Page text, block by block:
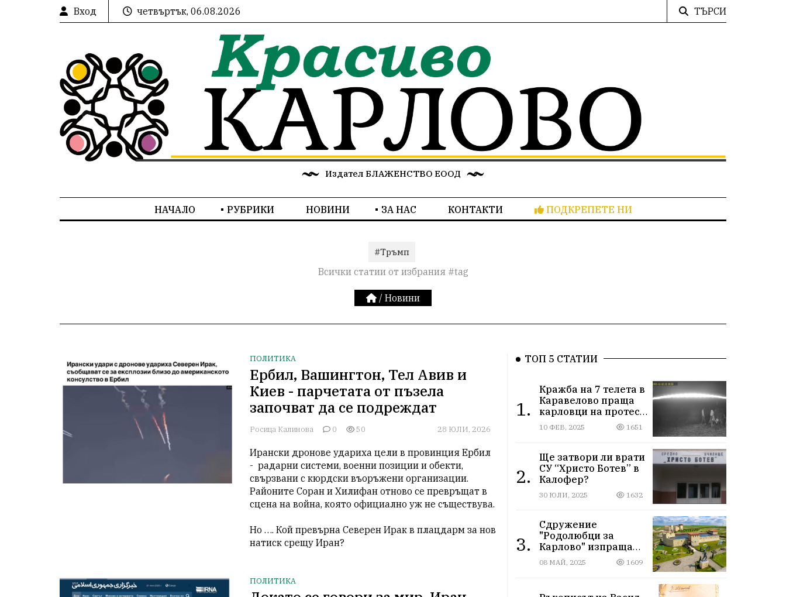
Вход четвъртък, 06.08.2026 ТЪРСИ
Издател БЛАЖЕНСТВО ЕООД
НАЧАЛО РУБРИКИ НОВИНИ ЗА НАС КОНТАКТИ ПОДКРЕПЕТЕ НИ
#Тръмп
Всички статии от избрания #tag
/ Новини
ПОЛИТИКА
Ербил, Вашингтон, Тел Авив и
Киев - парчетата от пъзела
започват да се подреждат
Росица Калинова 0 50 28 ЮЛИ, 2026
Ирански дронове удариха цели в провинция Ербил
-  радарни системи, военни позиции и обекти,
свързвани с кюрдски въоръжени организации.
Районите Соран и Хилифан отново се превръщат в
сцена на война, която официално уж не съществува.
Но …. Кой превърна Северен Ирак в плацдарм за нов
натиск срещу Иран?
ПОЛИТИКА
ТОП 5 СТАТИИ
1.
Кражба на 7 телета в
Каравелово праща
карловци на протест
пред Окръжния съд
10 ФЕВ, 2025 1651
2.
Ще затвори ли врати
СУ “Христо Ботев” в
Калофер?
30 ЮЛИ, 2025 1632
3.
Сдружение
"Родолюбци за
Карлово" изпраща
ученици на
екскурзия в
08 МАЙ, 2025 1609